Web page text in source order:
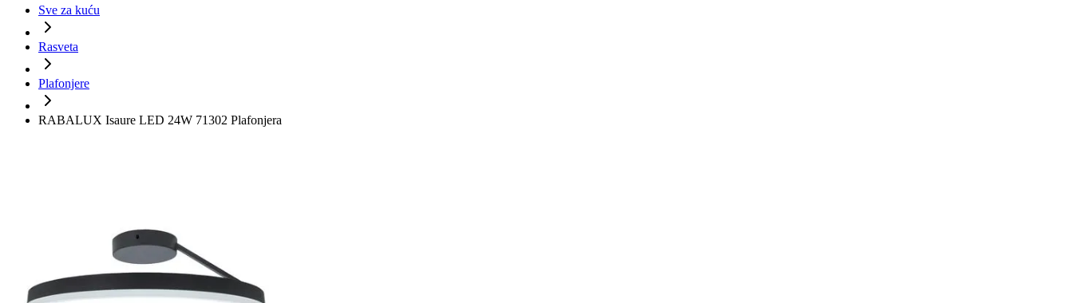
Sve za kuću
Rasveta
Plafonjere
RABALUX Isaure LED 24W 71302 Plafonjera